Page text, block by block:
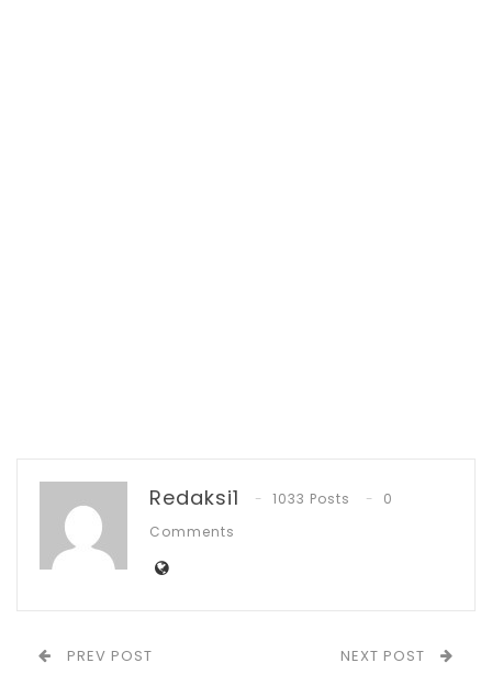
Pemkot Kotamobagu Sambut 1 Muharram
dengan Zikir…
Jul 7, 2026
Redaksi1 1033 Posts
0
Comments
PREV POST NEXT POST